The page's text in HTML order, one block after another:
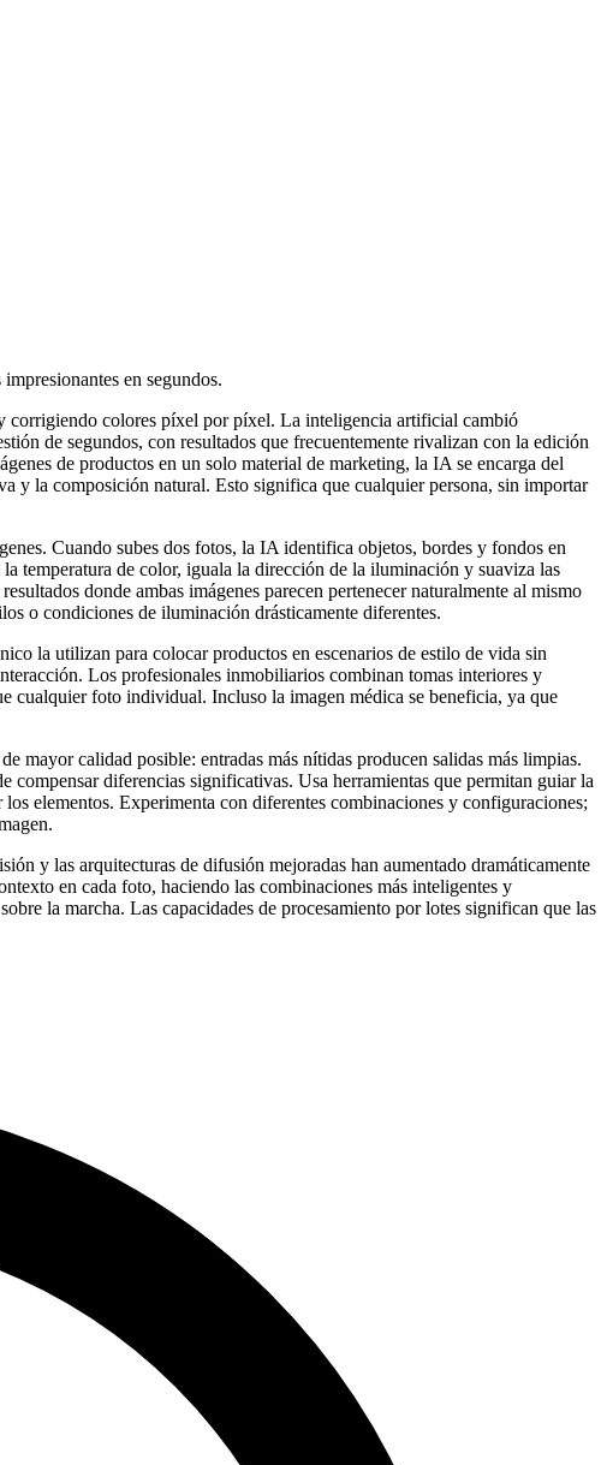
en segundos.
corrigiendo colores píxel por píxel. La inteligencia artificial cambió
de segundos, con resultados que frecuentemente rivalizan con la edición
de productos en un solo material de marketing, la IA se encarga del
y la composición natural. Esto significa que cualquier persona, sin importar
Cuando subes dos fotos, la IA identifica objetos, bordes y fondos en
temperatura de color, iguala la dirección de la iluminación y suaviza las
donde ambas imágenes parecen pertenecer naturalmente al mismo
o condiciones de iluminación drásticamente diferentes.
la utilizan para colocar productos en escenarios de estilo de vida sin
Los profesionales inmobiliarios combinan tomas interiores y
cualquier foto individual. Incluso la imagen médica se beneficia, ya que
mayor calidad posible: entradas más nítidas producen salidas más limpias.
diferencias significativas. Usa herramientas que permitan guiar la
elementos. Experimenta con diferentes combinaciones y configuraciones;
y las arquitecturas de difusión mejoradas han aumentado dramáticamente
en cada foto, haciendo las combinaciones más inteligentes y
la marcha. Las capacidades de procesamiento por lotes significan que las